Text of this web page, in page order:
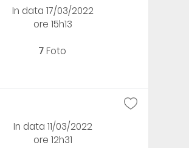
In data 17/03/2022
ore 15h13
7 Foto
In data 11/03/2022
ore 12h31